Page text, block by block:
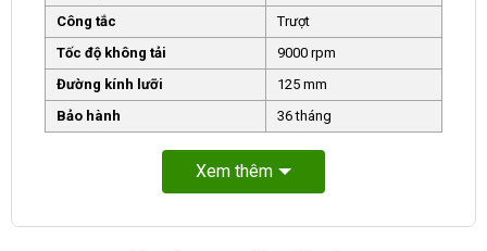
Công tắc
Trượt
Tốc độ không tải
9000 rpm
Đường kính lưỡi
125 mm
Bảo hành
36 tháng
Xem thêm